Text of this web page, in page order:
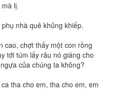
lị.
nhà quê khủng khiếp.
cao, chợt thấy một con rồng
tới túm lấy râu nó giáng cho
của chúng ta không?
tha cho em, tha cho em, em